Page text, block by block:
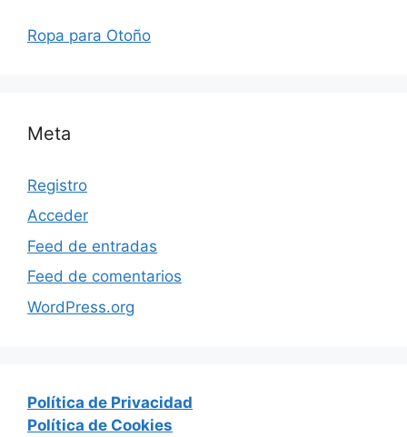
Ropa para Otoño
Meta
Registro
Acceder
Feed de entradas
Feed de comentarios
WordPress.org
Política de Privacidad
Política de Cookies